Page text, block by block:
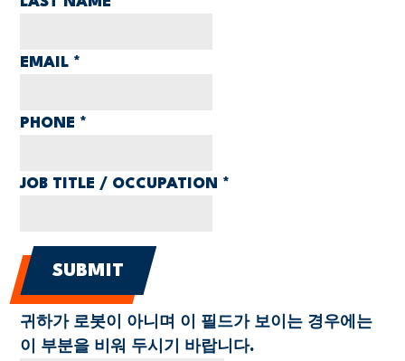
EMAIL *
PHONE *
JOB TITLE / OCCUPATION *
귀하가 로봇이 아니며 이 필드가 보이는 경우에는
이 부분을 비워 두시기 바랍니다.